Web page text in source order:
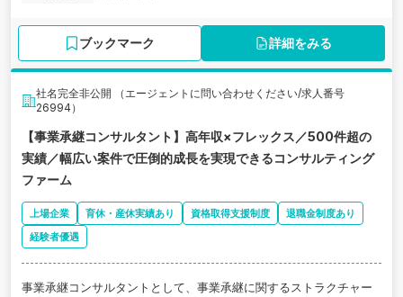
ブックマーク 詳細をみる
社名完全非公開 （エージェントに問い合わせください/求人番号
26994）
【事業承継コンサルタント】高年収×フレックス／500件超の
実績／幅広い案件で圧倒的成長を実現できるコンサルティング
ファーム
上場企業 育休・産休実績あり 資格取得支援制度
退職金制度あり
経験者優遇
事業承継コンサルタントとして、事業承継に関するストラクチャー